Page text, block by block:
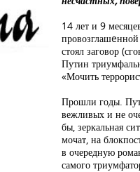
14 лет и 9
стоял заговор
Путин
«Мочить
Прошли годы.
вежливых и не
бы, зеркальная
мочат, на
в очередную
самого